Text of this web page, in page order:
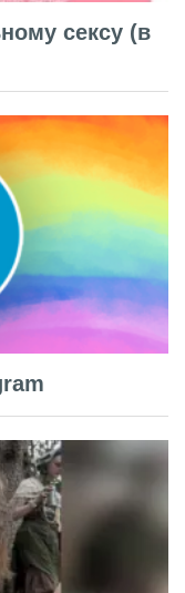
сексу (в